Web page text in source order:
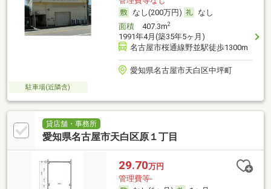
なし(200万円)
なし
面積407.3m2
1991年4月(築35年5ヶ月)
名古屋市桜通線野並駅徒歩1300m
愛知県名古屋市天白区中坪町
駐車場(近隣含)
貸店舗・事務所
愛知県名古屋市天白区原１丁目
29.70万円
管理費等-